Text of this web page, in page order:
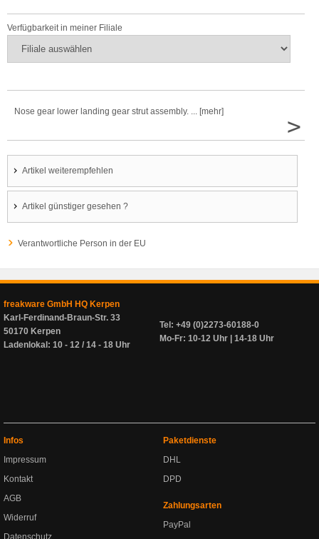
Verfügbarkeit in meiner Filiale
Nose gear lower landing gear strut assembly. ... [mehr]
>
Artikel weiterempfehlen
Artikel günstiger gesehen ?
Verantwortliche Person in der EU
freakware GmbH HQ Kerpen
Karl-Ferdinand-Braun-Str. 33
50170 Kerpen
Ladenlokal: 10 - 12 / 14 - 18 Uhr
Tel: +49 (0)2273-60188-0
Mo-Fr: 10-12 Uhr | 14-18 Uhr
Infos
Impressum
Kontakt
AGB
Widerruf
Datenschutz
Paketdienste
DHL
DPD
Zahlungsarten
PayPal